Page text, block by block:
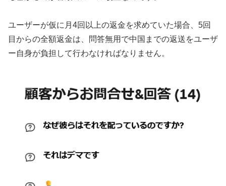
ユーザーが仮に月4回以上の返金を求めていた場合、5回
目からの全額返金は、問答無用で中国までの返送をユーザ
ー自身が負担して行わなければなりません。